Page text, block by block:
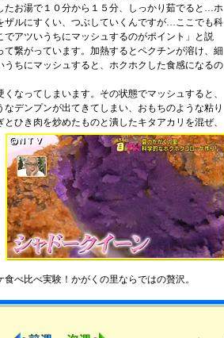
たお湯で１０分から１５分、しっかり茹でると…ホ
ザルにすくい、つぶしていくんですが…ここでも科
アツいうちにマッシュするのがポイント」と説
繋がっています。加熱するとペクチンが溶け、細
ちにマッシュすると、ホクホクした食感になるの
なってしまいます。その状態でマッシュすると、
デンプンが出てきてしまい、おもちのような粘り
ひき肉を炒めたものと潰したキタアカリを混ぜ、
べ比べ実験！かがくの里ならではの贅沢。